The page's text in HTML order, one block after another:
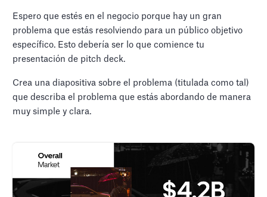
Espero que estés en el negocio porque hay un gran
problema que estás resolviendo para un público objetivo
específico. Esto debería ser lo que comience tu
presentación de pitch deck.
Crea una diapositiva sobre el problema (titulada como tal)
que describa el problema que estás abordando de manera
muy simple y clara.